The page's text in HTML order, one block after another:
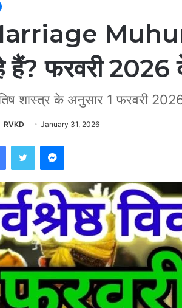
हैं? फरवरी 2026
शास्त्र के अनुसार 1 फरवरी
RVKD January 31, 2026
FacebookTwitter Messenger